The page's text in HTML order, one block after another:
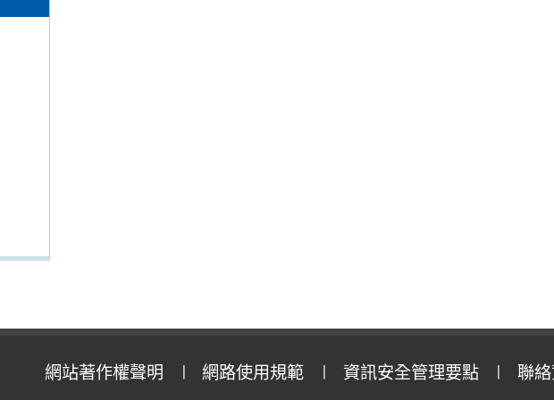
網站著作權聲明 網路使用規範 資訊安全管理要點 聯